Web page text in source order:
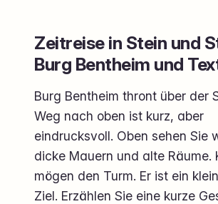
Zeitreise in Stein und
Burg Bentheim und
Burg Bentheim thront über der
Weg nach oben ist kurz, aber
eindrucksvoll. Oben sehen Sie
dicke Mauern und alte Räume.
mögen den Turm. Er ist ein
Ziel. Erzählen Sie eine kurze